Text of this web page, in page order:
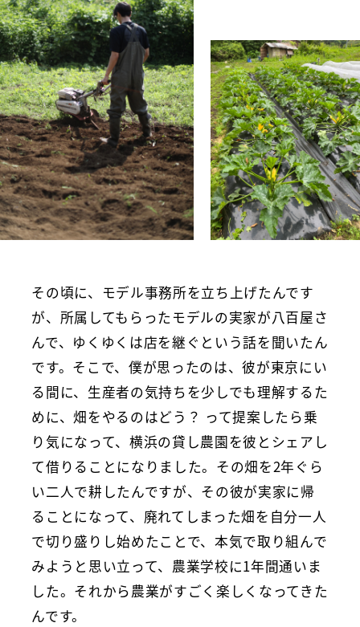
その頃に、モデル事務所を立ち上げたんです
が、所属してもらったモデルの実家が八百屋さ
んで、ゆくゆくは店を継ぐという話を聞いたん
です。そこで、僕が思ったのは、彼が東京にい
る間に、生産者の気持ちを少しでも理解するた
めに、畑をやるのはどう？ って提案したら乗
り気になって、横浜の貸し農園を彼とシェアし
て借りることになりました。その畑を2年ぐら
い二人で耕したんですが、その彼が実家に帰
ることになって、廃れてしまった畑を自分一人
で切り盛りし始めたことで、本気で取り組んで
みようと思い立って、農業学校に1年間通いま
した。それから農業がすごく楽しくなってきた
んです。